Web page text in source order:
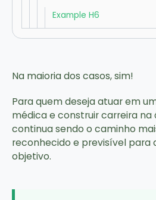
Example H6
Na maioria dos casos, sim!
Para quem deseja atuar em
médica e construir carreira na
continua sendo o caminho
reconhecido e previsível para
objetivo.